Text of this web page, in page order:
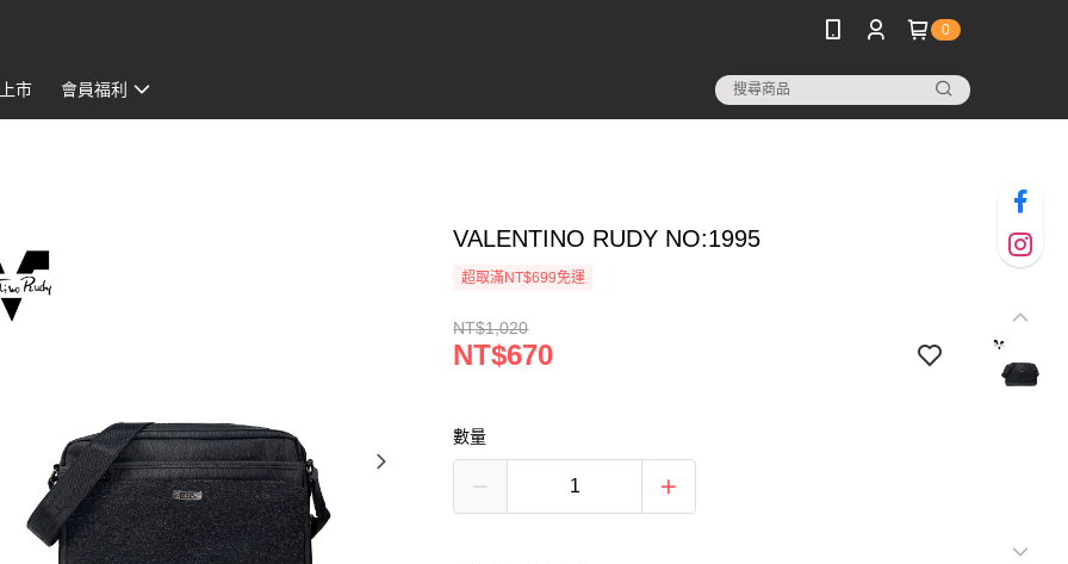
0
市 會員福利
VALENTINO RUDY NO:1995
超取滿NT$699免運
NT$1,020
NT$670
數量